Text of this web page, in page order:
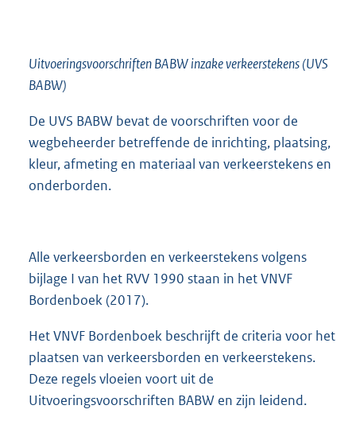
Uitvoeringsvoorschriften BABW inzake verkeerstekens (UVS
BABW)
De UVS BABW bevat de voorschriften voor de
wegbeheerder betreffende de inrichting, plaatsing,
kleur, afmeting en materiaal van verkeerstekens en
onderborden.
Alle verkeersborden en verkeerstekens volgens
bijlage I van het RVV 1990 staan in het VNVF
Bordenboek (2017).
Het VNVF Bordenboek beschrijft de criteria voor het
plaatsen van verkeersborden en verkeerstekens.
Deze regels vloeien voort uit de
Uitvoeringsvoorschriften BABW en zijn leidend.